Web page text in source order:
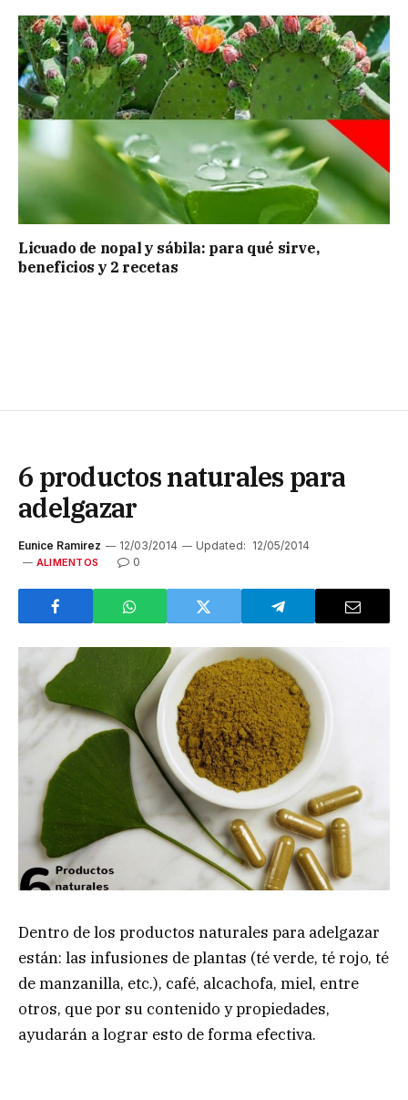
Licuado de nopal y sábila: para qué sirve,
beneficios y 2 recetas
6 productos naturales para
adelgazar
Eunice Ramirez 12/03/2014 Updated: 12/05/2014
ALIMENTOS 0
Dentro de los productos naturales para adelgazar
están: las infusiones de plantas (té verde, té rojo, té
de manzanilla, etc.), café, alcachofa, miel, entre
otros, que por su contenido y propiedades,
ayudarán a lograr esto de forma efectiva.